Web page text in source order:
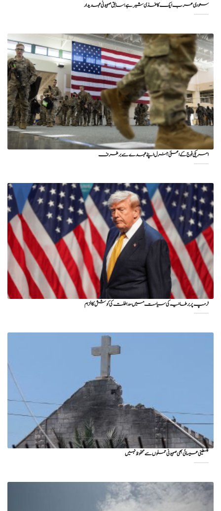
سعودی عرب ایک کاغذی شیر ہے: سابق صہیونی عہدیدار
امریکی فوج کے اعلیٰ جنرل اپنے عہدے سے برطرف
ٹرمپ پر برطانیہ کی سیاست میں مداخلت کی کوشش کا الزام
فلسطینی عیسائی بھی صہیونی حملوں سے محفوظ نہیں